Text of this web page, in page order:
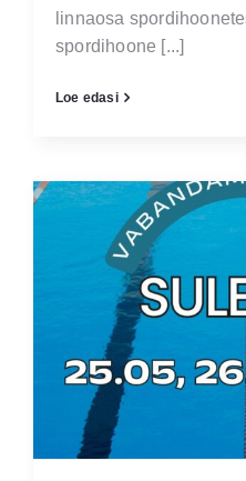
linnaosa
spordihoone [...]
Loe edasi